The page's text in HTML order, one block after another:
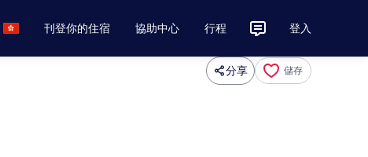
刊登你的住宿 協助中心 行程 登入
分享 儲存